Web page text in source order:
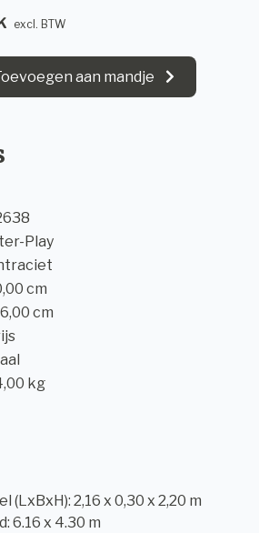
excl. BTW
aan mandje
Play
cm
cm
kg
2,16 x 0,30 x 2,20 m
6.16 x 4.30 m